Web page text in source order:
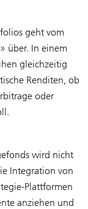
geht vom
über. In einem
gleichzeitig
Renditen, ob
oder
wird nicht
Integration von
Plattformen
anziehen und